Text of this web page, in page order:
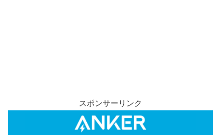
スポンサーリンク